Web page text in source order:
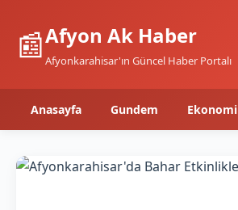
📰Afyon Ak Haber
Afyonkarahisar'ın Güncel Haber Portalı
Anasayfa Gundem Ekonomi